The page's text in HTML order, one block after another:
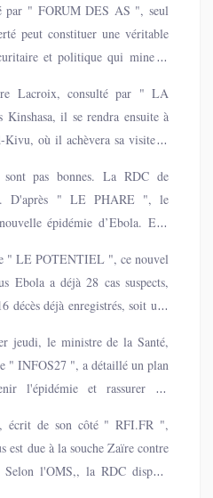
par " FORUM DES AS ", seul
peut constituer une véritable
et politique qui mine la
Lacroix, consulté par " LA
il se rendra ensuite à
où il achèvera sa visite le
contrôlées par l'AFC/M23, pour
pas bonnes. La RDC de
D'après " LE PHARE ", le
épidémie d’Ebola. Elle
" LE POTENTIEL ", ce nouvel
Ebola a déjà 28 cas suspects,
décès déjà enregistrés, soit une
jeudi, le ministre de la Santé,
" INFOS27 ", a détaillé un plan
l'épidémie et rassurer les
écrit de son côté " RFI.FR ",
est due à la souche Zaïre contre
l'OMS,, la RDC dispose